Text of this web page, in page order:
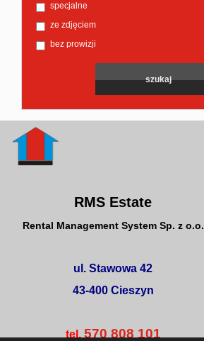
specjalne
ze zdjęciem
bez prowizji
RMS Estate
Rental Management System Sp. z o.o.
ul. Stawowa 42
43-400 Cieszyn
tel. 570 808 101